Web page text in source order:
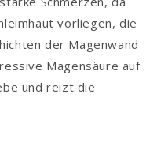
vorliegen, die
der Magenwand
Magensäure auf
und reizt die